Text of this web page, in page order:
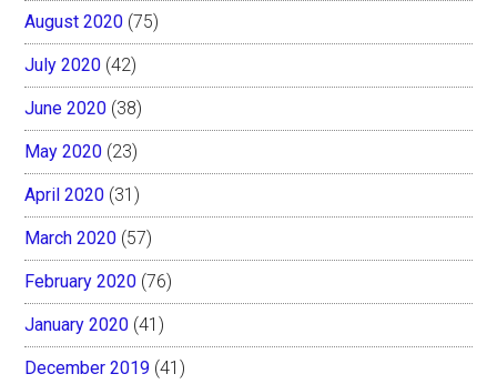
August 2020 (75)
July 2020 (42)
June 2020 (38)
May 2020 (23)
April 2020 (31)
March 2020 (57)
February 2020 (76)
January 2020 (41)
December 2019 (41)